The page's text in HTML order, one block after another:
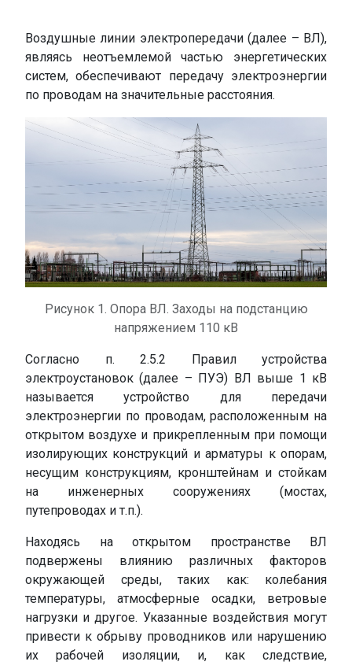
Воздушные линии электропередачи (далее – ВЛ),
являясь неотъемлемой частью энергетических
систем, обеспечивают передачу электроэнергии
по проводам на значительные расстояния.
Рисунок 1. Опора ВЛ. Заходы на подстанцию
напряжением 110 кВ
Согласно п. 2.5.2 Правил устройства
электроустановок (далее – ПУЭ) ВЛ выше 1 кВ
называется устройство для передачи
электроэнергии по проводам, расположенным на
открытом воздухе и прикрепленным при помощи
изолирующих конструкций и арматуры к опорам,
несущим конструкциям, кронштейнам и стойкам
на инженерных сооружениях (мостах,
путепроводах и т.п.).
Находясь на открытом пространстве ВЛ
подвержены влиянию различных факторов
окружающей среды, таких как: колебания
температуры, атмосферные осадки, ветровые
нагрузки и другое. Указанные воздействия могут
привести к обрыву проводников или нарушению
их рабочей изоляции, и, как следствие,